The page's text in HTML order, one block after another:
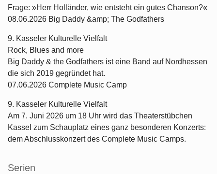
Frage: »Herr Holländer, wie entsteht ein gutes Chanson?«
08.06.2026 Big Daddy &amp; The Godfathers
9. Kasseler Kulturelle Vielfalt
Rock, Blues and more
Big Daddy & the Godfathers ist eine Band auf Nordhessen
die sich 2019 gegründet hat.
07.06.2026 Complete Music Camp
9. Kasseler Kulturelle Vielfalt
Am 7. Juni 2026 um 18 Uhr wird das Theaterstübchen
Kassel zum Schauplatz eines ganz besonderen Konzerts:
dem Abschlusskonzert des Complete Music Camps.
Serien